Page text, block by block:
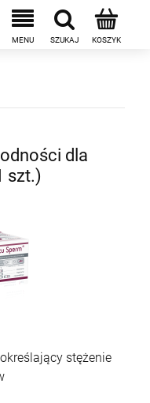
dla
szt.)
stężenie